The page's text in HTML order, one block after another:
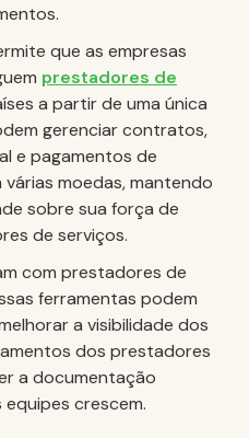
que as empresas
prestadores de
a partir de uma única
gerenciar contratos,
e pagamentos de
moedas, mantendo
sobre sua força de
de serviços.
com prestadores de
ferramentas podem
a visibilidade dos
dos prestadores
a documentação
crescem.